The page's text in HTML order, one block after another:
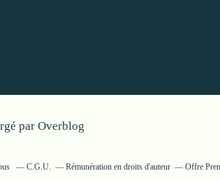
par Overblog
C.G.U. Rémunération en droits d'auteur Offre